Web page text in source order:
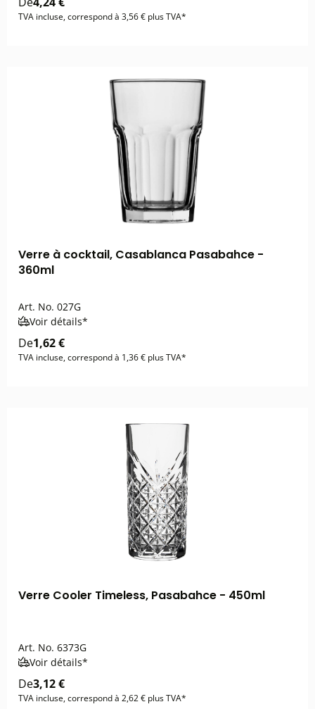
TVA incluse, correspond à 3,56 € plus TVA*
Verre à cocktail, Casablanca Pasabahce -
360ml
Art. No. 027G
Voir détails*
De1,62 €
TVA incluse, correspond à 1,36 € plus TVA*
Verre Cooler Timeless, Pasabahce - 450ml
Art. No. 6373G
Voir détails*
De3,12 €
TVA incluse, correspond à 2,62 € plus TVA*